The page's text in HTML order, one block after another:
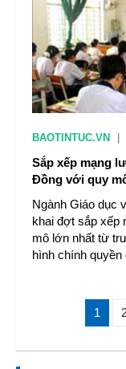
BAOTINTUC.VN
Sắp xếp mạng
Đồng với quy
Ngành Giáo dục
khai đợt sắp xếp
mô lớn nhất từ
hình chính
1